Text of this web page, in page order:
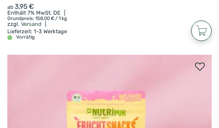
deinen Lieblingssnack in Bio-Qualität!
ab 3,95€
Enthält 7% MwSt. DE
Grundpreis: 158,00€/ 1 kg
zzgl. Versand
Lieferzeit: 1-3 Werktage
Vorrätig